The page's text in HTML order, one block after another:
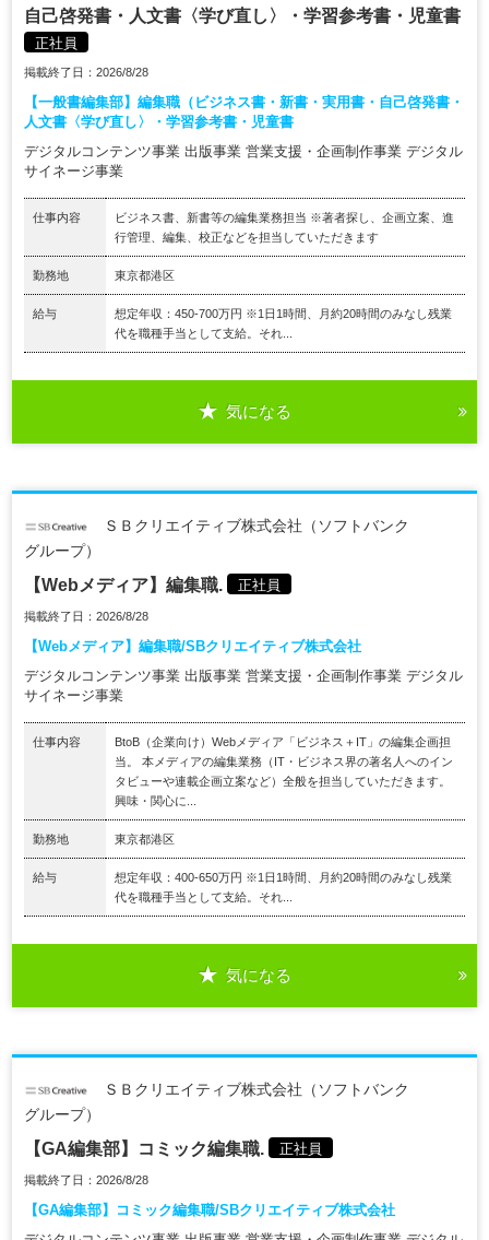
自己啓発書・人文書〈学び直し〉・学習参考書・児童書
正社員
掲載終了日：2026/8/28
【一般書編集部】編集職（ビジネス書・新書・実用書・自己啓発書・
人文書〈学び直し〉・学習参考書・児童書
デジタルコンテンツ事業 出版事業 営業支援・企画制作事業 デジタル
サイネージ事業
仕事内容
ビジネス書、新書等の編集業務担当 ※著者探し、企画立案、進
行管理、編集、校正などを担当していただきます
勤務地 東京都港区
給与
想定年収：450-700万円 ※1日1時間、月約20時間のみなし残業
代を職種手当として支給。それ...
気になる
ＳＢクリエイティブ株式会社（ソフトバンク
グループ）
【Webメディア】編集職. 正社員
掲載終了日：2026/8/28
【Webメディア】編集職/SBクリエイティブ株式会社
デジタルコンテンツ事業 出版事業 営業支援・企画制作事業 デジタル
サイネージ事業
仕事内容
BtoB（企業向け）Webメディア「ビジネス＋IT」の編集企画担
当。 本メディアの編集業務（IT・ビジネス界の著名人へのイン
タビューや連載企画立案など）全般を担当していただきます。
興味・関心に...
勤務地 東京都港区
給与
想定年収：400-650万円 ※1日1時間、月約20時間のみなし残業
代を職種手当として支給。それ...
気になる
ＳＢクリエイティブ株式会社（ソフトバンク
グループ）
【GA編集部】コミック編集職. 正社員
掲載終了日：2026/8/28
【GA編集部】コミック編集職/SBクリエイティブ株式会社